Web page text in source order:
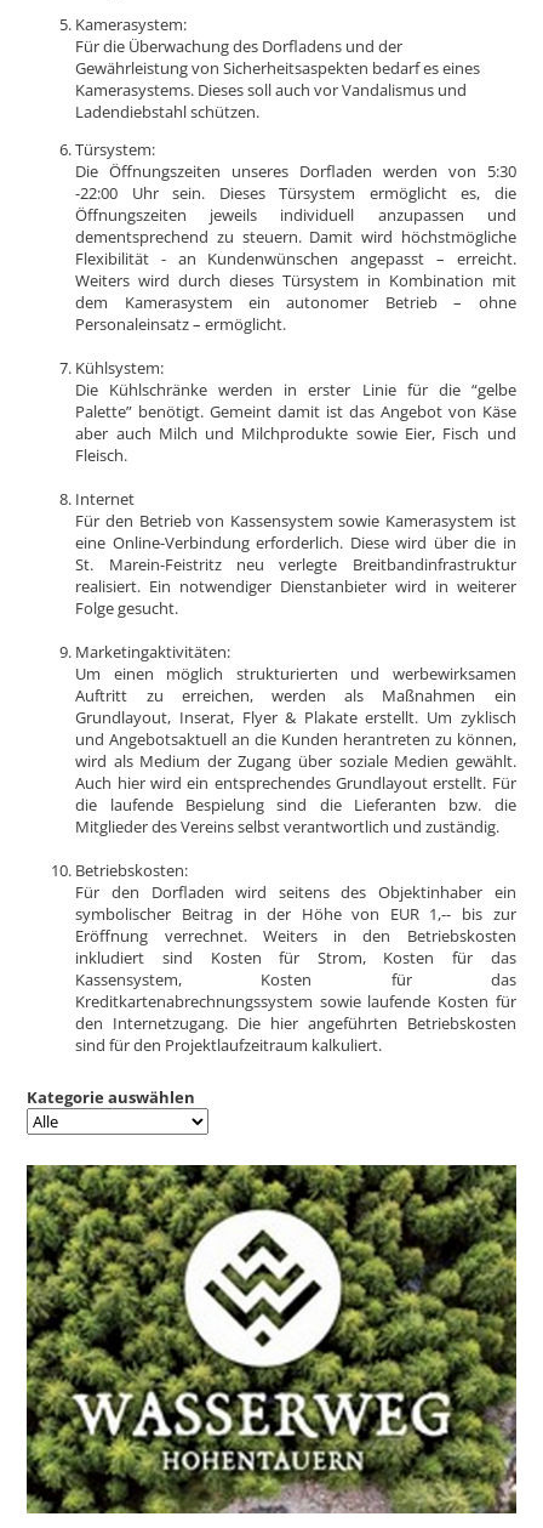
Kamerasystem:
Für die Überwachung des Dorfladens und der
Gewährleistung von Sicherheitsaspekten bedarf es eines
Kamerasystems. Dieses soll auch vor Vandalismus und
Ladendiebstahl schützen.
Türsystem:
Die Öffnungszeiten unseres Dorfladen werden von 5:30
-22:00 Uhr sein. Dieses Türsystem ermöglicht es, die
Öffnungszeiten jeweils individuell anzupassen und
dementsprechend zu steuern. Damit wird höchstmögliche
Flexibilität - an Kundenwünschen angepasst – erreicht.
Weiters wird durch dieses Türsystem in Kombination mit
dem Kamerasystem ein autonomer Betrieb – ohne
Personaleinsatz – ermöglicht.
Kühlsystem:
Die Kühlschränke werden in erster Linie für die “gelbe
Palette” benötigt. Gemeint damit ist das Angebot von Käse
aber auch Milch und Milchprodukte sowie Eier, Fisch und
Fleisch.
Internet
Für den Betrieb von Kassensystem sowie Kamerasystem ist
eine Online-Verbindung erforderlich. Diese wird über die in
St. Marein-Feistritz neu verlegte Breitbandinfrastruktur
realisiert. Ein notwendiger Dienstanbieter wird in weiterer
Folge gesucht.
Marketingaktivitäten:
Um einen möglich strukturierten und werbewirksamen
Auftritt zu erreichen, werden als Maßnahmen ein
Grundlayout, Inserat, Flyer & Plakate erstellt. Um zyklisch
und Angebotsaktuell an die Kunden herantreten zu können,
wird als Medium der Zugang über soziale Medien gewählt.
Auch hier wird ein entsprechendes Grundlayout erstellt. Für
die laufende Bespielung sind die Lieferanten bzw. die
Mitglieder des Vereins selbst verantwortlich und zuständig.
Betriebskosten:
Für den Dorfladen wird seitens des Objektinhaber ein
symbolischer Beitrag in der Höhe von EUR 1,-- bis zur
Eröffnung verrechnet. Weiters in den Betriebskosten
inkludiert sind Kosten für Strom, Kosten für das
Kassensystem, Kosten für das
Kreditkartenabrechnungssystem sowie laufende Kosten für
den Internetzugang. Die hier angeführten Betriebskosten
sind für den Projektlaufzeitraum kalkuliert.
Kategorie auswählen